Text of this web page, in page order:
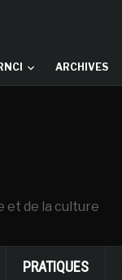
ARCHIVES
et de la culture
PRATIQUES